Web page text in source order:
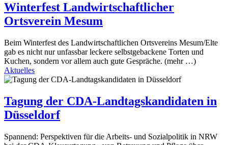
Winterfest Landwirtschaftlicher
Ortsverein Mesum
Beim Winterfest des Landwirtschaftlichen Ortsvereins Mesum/Elte
gab es nicht nur unfassbar leckere selbstgebackene Torten und
Kuchen, sondern vor allem auch gute Gespräche. (mehr …)
Aktuelles
Tagung der CDA-Landtagskandidaten in
Düsseldorf
Spannend: Perspektiven für die Arbeits- und Sozialpolitik in NRW